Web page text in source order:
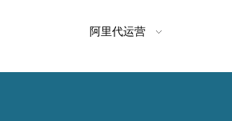
阿里代运营